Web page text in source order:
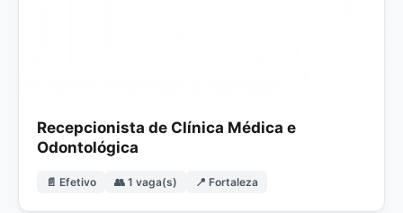
Recepcionista de Clínica Médica e
Odontológica
📄 Efetivo 👥 1 vaga(s) 📍 Fortaleza